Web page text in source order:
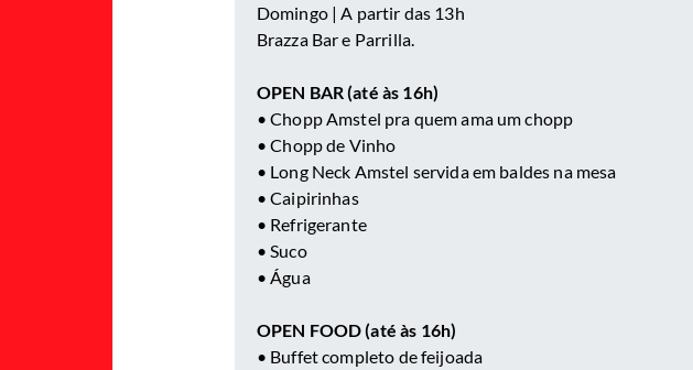
Domingo | A partir das 13h
Brazza Bar e Parrilla.
OPEN BAR (até às 16h)
• Chopp Amstel pra quem ama um chopp
• ⁠Chopp de Vinho
• Long Neck Amstel servida em baldes na mesa
• Caipirinhas
• Refrigerante
• Suco
• Água
OPEN FOOD (até às 16h)
• Buffet completo de feijoada